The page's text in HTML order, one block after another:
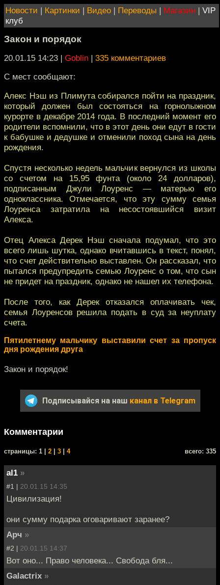
Новости | Картинки | Видео | Переводы | Магазин | VIP
клуб
Закон и порядок
20.01.15 14:23 | Goblin | 335 комментариев
С мест сообщают:
Алекс Нэш из Плимута собирался пойти на праздник,
который должен был состояться на горнолыжном
курорте в декабре 2014 года. В последний момент его
родители вспомнили, что в этот день они едут в гости
к бабушке и дедушке и отменили поход сына на день
рождения.
Спустя несколько недель мальчик вернулся из школы
со счетом на 15,95 фунта (около 24 долларов),
подписанным Джули Лоуренс — матерью его
одноклассника. Отмечается, что эту сумму семья
Лоуренса затратила на несостоявшийся визит
Алекса.
Отец Алекса Дерек Нэш сначала подумал, что это
всего лишь шутка, однако вчитавшись в текст, понял,
что счет действительно выставлен. Он рассказал, что
пытался предупредить семью Лоуренс о том, что сын
не придет на праздник, однако не нашел их телефона.
После того, как Дерек отказался оплачивать чек,
семья Лоуренсов решила подать в суд за неуплату
счета.
Пятилетнему мальчику выставили счет за пропуск
дня рождения друга
Закон и порядок!
Подписывайся на наш канал в Telegram
Комментарии
cтраницы: 1 | 2 3 4 всего: 335
al1 »
#1 | 20.01.15 14:35
Цивилизация!
они сумму подарка оговаривают заранее?
Арч »
#2 | 20.01.15 14:37
Вот оно... Право человека... Свобода бля...
Galactrix »